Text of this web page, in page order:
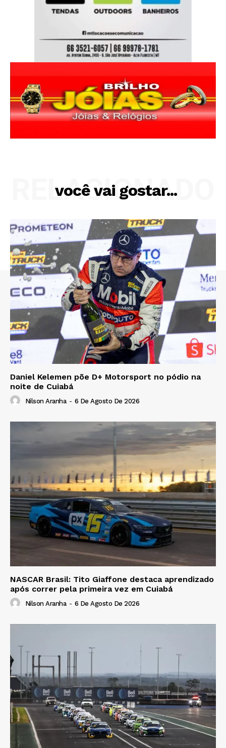
você vai gostar...
RELACIONADO
Daniel Kelemen põe D+ Motorsport no pódio na
noite de Cuiabá
Nilson Aranha - 6 De Agosto De 2026
NASCAR Brasil: Tito Giaffone destaca aprendizado
após correr pela primeira vez em Cuiabá
Nilson Aranha - 6 De Agosto De 2026